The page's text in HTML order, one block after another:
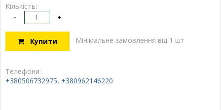
Кількість:
- +
Купити Мінімальне замовлення від 1 шт
Телефони:
+380506732975, +380962146220